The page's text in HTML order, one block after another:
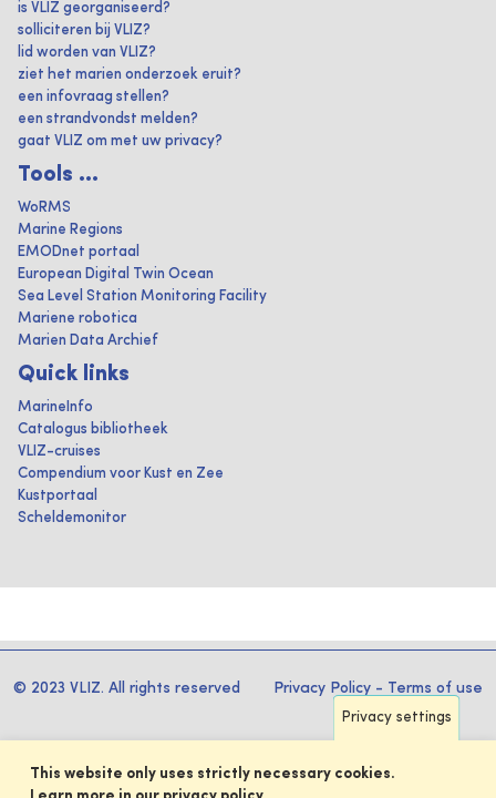
is VLIZ georganiseerd?
solliciteren bij VLIZ?
lid worden van VLIZ?
ziet het marien onderzoek eruit?
een infovraag stellen?
een strandvondst melden?
gaat VLIZ om met uw privacy?
Tools ...
WoRMS
Marine Regions
EMODnet portaal
European Digital Twin Ocean
Sea Level Station Monitoring Facility
Mariene robotica
Marien Data Archief
Quick links
MarineInfo
Catalogus bibliotheek
VLIZ-cruises
Compendium voor Kust en Zee
Kustportaal
Scheldemonitor
© 2023 VLIZ. All rights reserved Privacy Policy - Terms of use
Privacy settings
This website only uses strictly necessary cookies.